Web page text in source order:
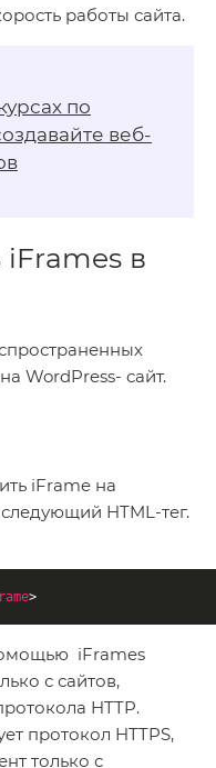
работы сайта.
по
веб-
iFrames в
WordPress- сайт.
iFrame на
HTML-тег.
>
iFrames
с сайтов,
HTTP.
протокол HTTPS,
только с